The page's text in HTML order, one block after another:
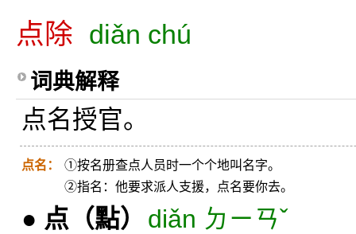
点除 diǎn chú
词典解释
点名授官。
点名：
①按名册查点人员时一个个地叫名字。
②指名：他要求派人支援，点名要你去。
● 点 （點）
diǎn ㄉㄧㄢˇ